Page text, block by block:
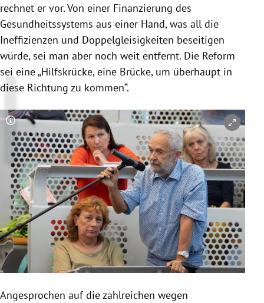
rechnet er vor. Von einer Finanzierung des
Gesundheitssystems aus einer Hand, was all die
Ineffizienzen und Doppelgleisigkeiten beseitigen
würde, sei man aber noch weit entfernt. Die Reform
sei eine „Hilfskrücke, eine Brücke, um überhaupt in
diese Richtung zu kommen“.
Copyright-Hinweis öffnen/schließen
Angesprochen auf die zahlreichen wegen